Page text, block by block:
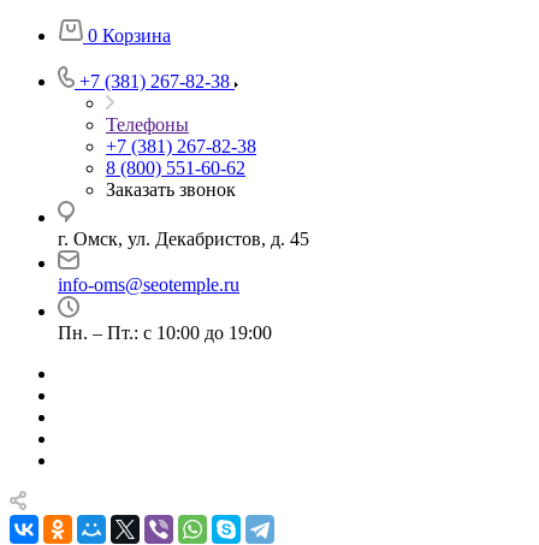
0 Корзина
+7 (381) 267-82-38
Телефоны
+7 (381) 267-82-38
8 (800) 551-60-62
Заказать звонок
г. Омск, ул. Декабристов, д. 45
info-oms@seotemple.ru
Пн. – Пт.: с 10:00 до 19:00